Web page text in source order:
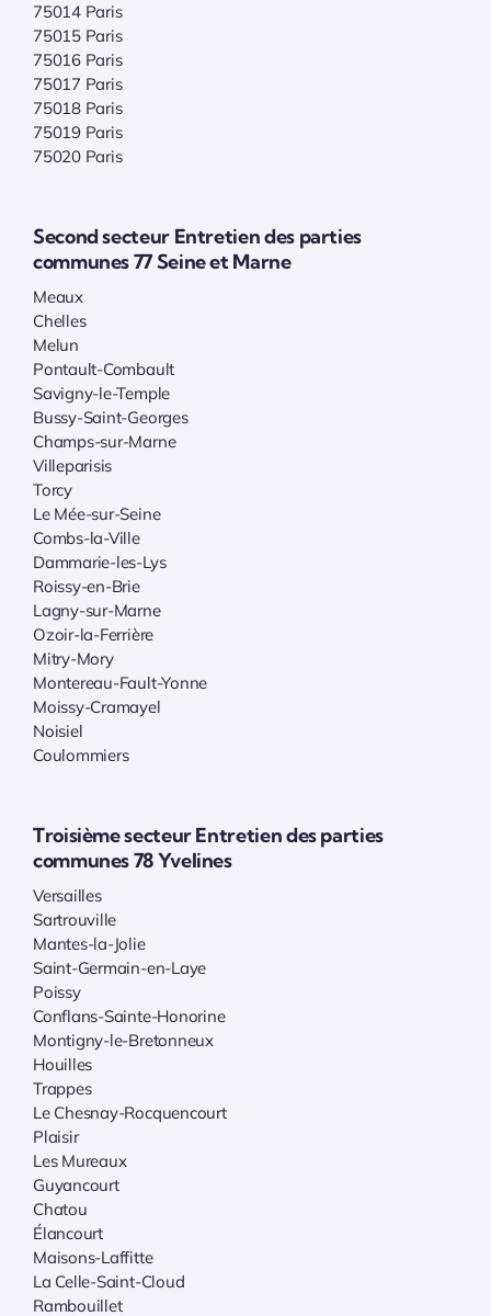
75014 Paris
75015 Paris
75016 Paris
75017 Paris
75018 Paris
75019 Paris
75020 Paris
Second secteur Entretien des parties
communes 77 Seine et Marne
Meaux
Chelles
Melun
Pontault-Combault
Savigny-le-Temple
Bussy-Saint-Georges
Champs-sur-Marne
Villeparisis
Torcy
Le Mée-sur-Seine
Combs-la-Ville
Dammarie-les-Lys
Roissy-en-Brie
Lagny-sur-Marne
Ozoir-la-Ferrière
Mitry-Mory
Montereau-Fault-Yonne
Moissy-Cramayel
Noisiel
Coulommiers
Troisième secteur Entretien des parties
communes 78 Yvelines
Versailles
Sartrouville
Mantes-la-Jolie
Saint-Germain-en-Laye
Poissy
Conflans-Sainte-Honorine
Montigny-le-Bretonneux
Houilles
Trappes
Le Chesnay-Rocquencourt
Plaisir
Les Mureaux
Guyancourt
Chatou
Élancourt
Maisons-Laffitte
La Celle-Saint-Cloud
Rambouillet